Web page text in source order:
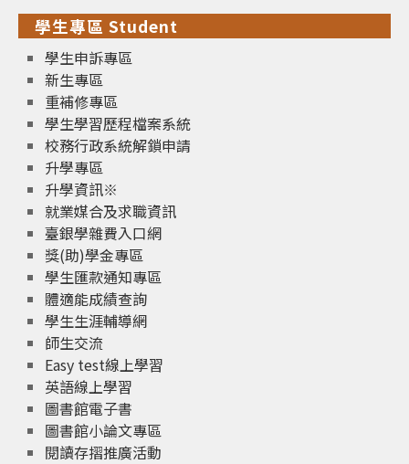
學生專區 Student
學生申訴專區
新生專區
重補修專區
學生學習歷程檔案系統
校務行政系統解鎖申請
升學專區
升學資訊※
就業媒合及求職資訊
臺銀學雜費入口網
獎(助)學金專區
學生匯款通知專區
體適能成績查詢
學生生涯輔導網
師生交流
Easy test線上學習
英語線上學習
圖書館電子書
圖書館小論文專區
閱讀存摺推廣活動